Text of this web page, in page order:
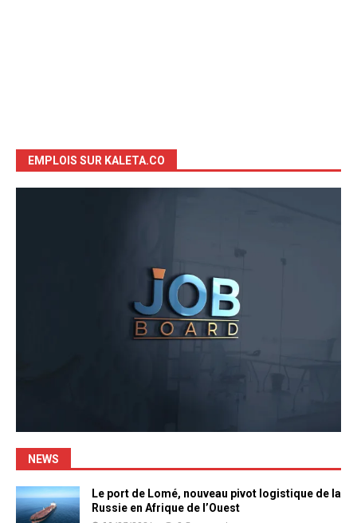
EMPLOIS SUR KALETA.CO
NEWS
Le port de Lomé, nouveau pivot logistique de la
Russie en Afrique de l’Ouest